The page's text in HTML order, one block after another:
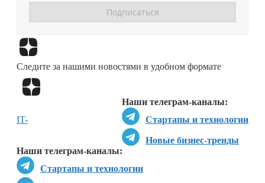
Следите за нашими новостями в удобном формате
Наши телеграм-каналы:
Стартапы и технологии
Новые бизнес-тренды
Наши телеграм-каналы:
Стартапы и технологии
IT-